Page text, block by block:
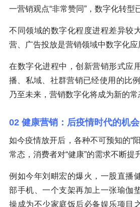
一营销观点“非常赞同”，数字化转型
不同领域的数字化程度进程差异较
营、广告投放是营销领域中数字化应
在数字化进程中，创新营销形式应
播、私域、社群营销已经使用的比
乃至未来，营销数字化将成为新的常
02 健康营销：后疫情时代的机会
如今疫情放开后，各种不可预知的“
常态，消费者对“健康”的需求不断提
例如今年刘畊宏的爆火，一股直播
部手机、一个支架再加上一张瑜伽
操成为不少家庭饭后必备娱乐项目